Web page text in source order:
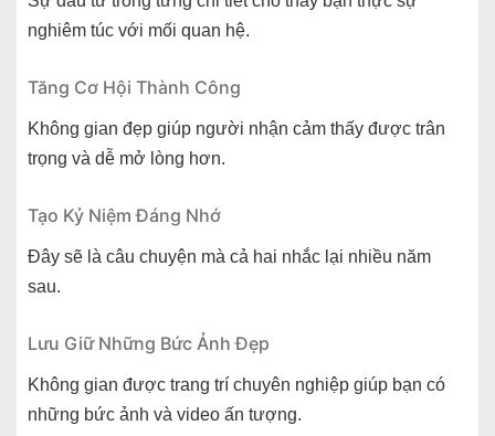
nghiêm túc với mối quan hệ.
Tăng Cơ Hội Thành Công
Không gian đẹp giúp người nhận cảm thấy được trân
trọng và dễ mở lòng hơn.
Tạo Kỷ Niệm Đáng Nhớ
Đây sẽ là câu chuyện mà cả hai nhắc lại nhiều năm
sau.
Lưu Giữ Những Bức Ảnh Đẹp
Không gian được trang trí chuyên nghiệp giúp bạn có
những bức ảnh và video ấn tượng.